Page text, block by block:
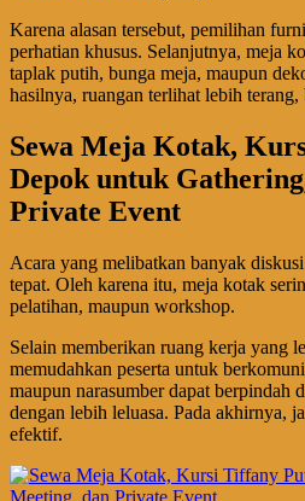
Karena alasan tersebut, pemilihan
perhatian khusus. Selanjutnya, meja
taplak putih, bunga meja, maupun
hasilnya, ruangan terlihat lebih terang,
Sewa Meja Kotak,
Depok untuk
Private Event
Acara yang melibatkan banyak
tepat. Oleh karena itu, meja kotak
pelatihan, maupun workshop.
Selain memberikan ruang kerja yang
memudahkan peserta untuk
maupun narasumber dapat berpindah
dengan lebih leluasa. Pada akhirnya,
efektif.